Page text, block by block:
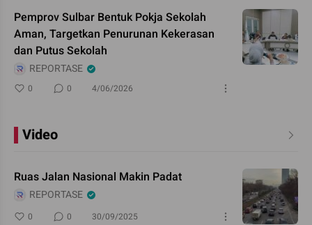
Pemprov Sulbar Bentuk Pokja Sekolah
Aman, Targetkan Penurunan Kekerasan
dan Putus Sekolah
REPORTASE
0 0 4/06/2026
Video
Ruas Jalan Nasional Makin Padat
REPORTASE
0 0 30/09/2025